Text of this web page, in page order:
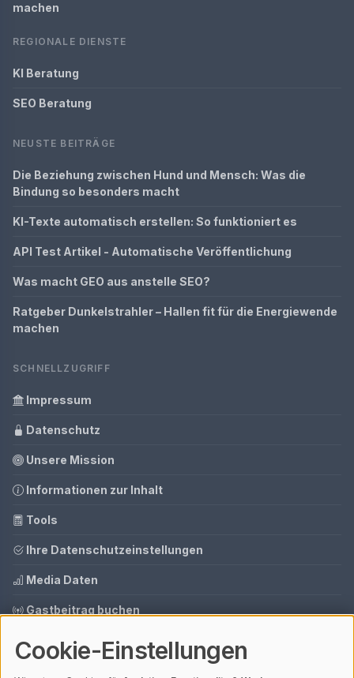
machen
REGIONALE DIENSTE
KI Beratung
SEO Beratung
NEUSTE BEITRÄGE
Die Beziehung zwischen Hund und Mensch: Was die
Bindung so besonders macht
KI-Texte automatisch erstellen: So funktioniert es
API Test Artikel - Automatische Veröffentlichung
Was macht GEO aus anstelle SEO?
Ratgeber Dunkelstrahler – Hallen fit für die Energiewende
machen
SCHNELLZUGRIFF
Impressum
Datenschutz
Unsere Mission
Informationen zur Inhalt
Tools
Ihre Datenschutzeinstellungen
Media Daten
Gastbeitrag buchen
Cookie-Einstellungen